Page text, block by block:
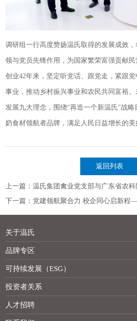
调研组一行高度赞扬温氏取得的发展成效，
领与党员先锋作用，为国家繁荣富强贡献
创业42年来，坚定听党话、跟党走，紧跟
事业，推动乡村振兴事业和农民共同富裕
发展九大理念，围绕“再造一个新温氏”战
奶食材领航者品牌，满足人民日益增长的美
返回列表
关于温氏
品牌专区
可持续发展（ESG）
投资者关系
人才招聘